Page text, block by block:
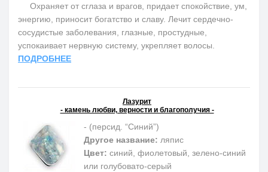
Охраняет от сглаза и врагов, придает спокойствие, ум,
энергию, приносит богатство и славу. Лечит сердечно-
сосудистые заболевания, глазные, простудные,
успокаивает нервную систему, укрепляет волосы.
ПОДРОБНЕЕ
Лазурит
- камень любви, верности и благополучия -
- (персид. “Синий”)
Другое название: ляпис
Цвет: синий, фиолетовый, зелено-синий
или голубовато-серый